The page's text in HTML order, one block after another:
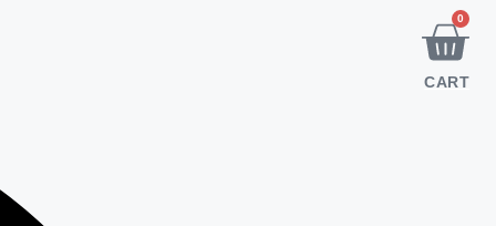
انتقل
المحتوى
0
CART